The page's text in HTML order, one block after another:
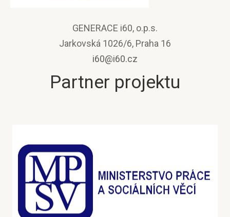
GENERACE i60, o.p.s.
Jarkovská 1026/6, Praha 16
i60@i60.cz
Partner projektu